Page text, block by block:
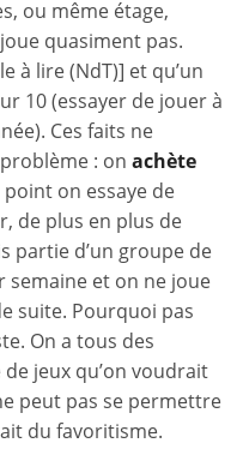
ou même étage,
quasiment pas.
à lire (NdT)] et qu’un
10 (essayer de jouer à
Ces faits ne
: on achète
on essaye de
de plus en plus de
partie d’un groupe de
semaine et on ne joue
suite. Pourquoi pas
On a tous des
jeux qu’on voudrait
peut pas se permettre
du favoritisme.